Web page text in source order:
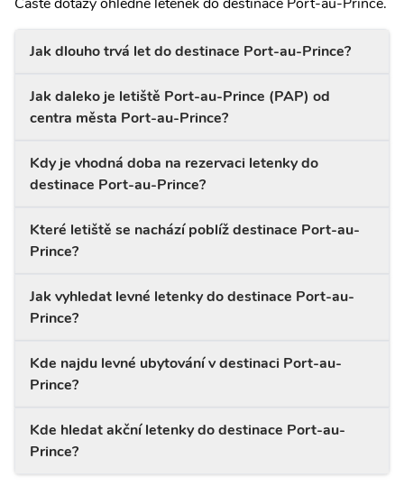
Jak dlouho trvá let do destinace Port-au-Prince?
Jak daleko je letiště Port-au-Prince (PAP) od
centra města Port-au-Prince?
Kdy je vhodná doba na rezervaci letenky do
destinace Port-au-Prince?
Které letiště se nachází poblíž destinace Port-au-
Prince?
Jak vyhledat levné letenky do destinace Port-au-
Prince?
Kde najdu levné ubytování v destinaci Port-au-
Prince?
Kde hledat akční letenky do destinace Port-au-
Prince?